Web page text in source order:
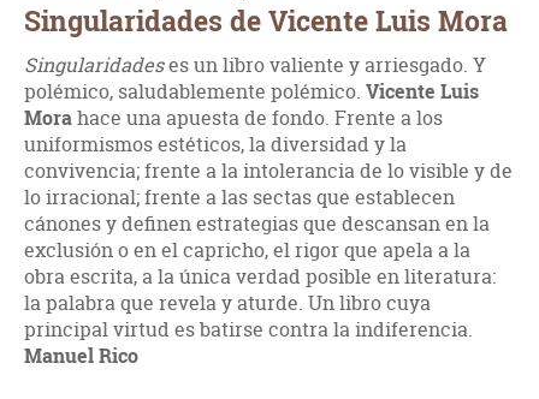
Singularidades de Vicente Luis Mora
Singularidadeses un libro valiente y arriesgado. Y
polémico, saludablemente polémico. Vicente Luis
Morahace una apuesta de fondo. Frente a los
uniformismos estéticos, la diversidad y la
convivencia; frente a la intolerancia de lo visible y de
lo irracional; frente a las sectas que establecen
cánones y definen estrategias que descansan en la
exclusión o en el capricho, el rigor que apela a la
obra escrita, a la única verdad posible en literatura:
la palabra que revela y aturde. Un libro cuya
principal virtud es batirse contra la indiferencia.
Manuel Rico